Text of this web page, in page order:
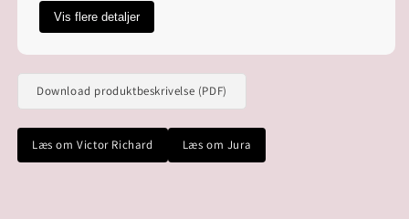
Vis flere detaljer
Download produktbeskrivelse (PDF)
Læs om Victor Richard Læs om Jura